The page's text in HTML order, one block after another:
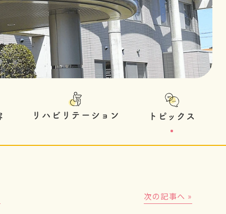
リハビリテーション トピックス
次の記事へ »